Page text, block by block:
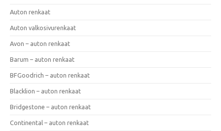
Auton renkaat
Auton valkosivurenkaat
Avon – auton renkaat
Barum – auton renkaat
BFGoodrich – auton renkaat
Blacklion – auton renkaat
Bridgestone – auton renkaat
Continental – auton renkaat